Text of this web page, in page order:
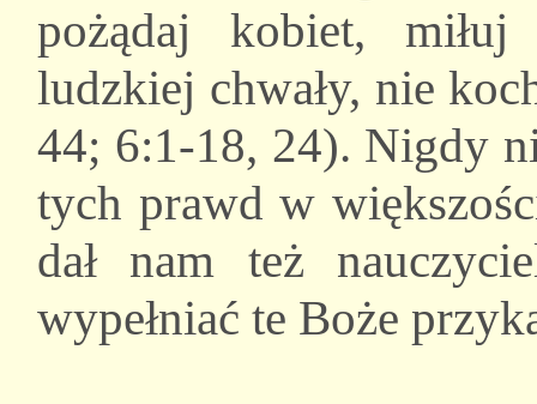
pożądaj kobiet,
ludzkiej chwały, nie
44; 6:1-18, 24). Nigdy
tych prawd w
dał nam też
wypełniać te Boże